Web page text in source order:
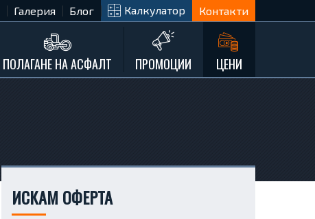
Галерия Блог Калкулатор Контакти
ПОЛАГАНЕ НА АСФАЛТ ПРОМОЦИИ ЦЕНИ
ИСКАМ ОФЕРТА